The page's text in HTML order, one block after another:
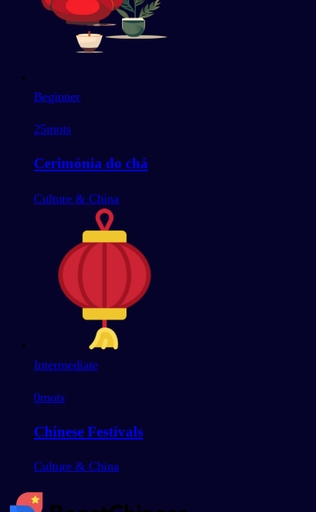
Beginner
25mots
Cerimónia do chá
Culture & China
Intermediate
0mots
Chinese Festivals
Culture & China